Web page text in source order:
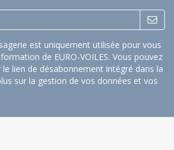
est uniquement utilisée pour vous
de EURO-VOILES. Vous pouvez
lien de désabonnement intégré dans la
sur la gestion de vos données et vos